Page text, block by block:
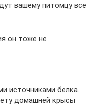
вашему питомцу все
он тоже не
источниками белка.
домашней крысы